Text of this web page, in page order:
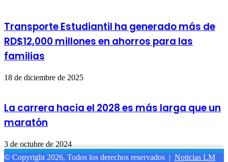
Transporte Estudiantil ha generado más de
RD$12,000 millones en ahorros para las
familias
18 de diciembre de 2025
La carrera hacia el 2028 es más larga que un
maratón
3 de octubre de 2024
© Copyright 2026, Todos los derechos reservados | Noticias LM